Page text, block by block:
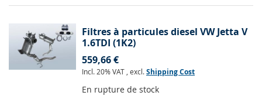
Filtres à particules diesel VW Jetta V
1.6TDI (1K2)
559,66 €
Incl. 20% VAT , excl.Shipping Cost
En rupture de stock